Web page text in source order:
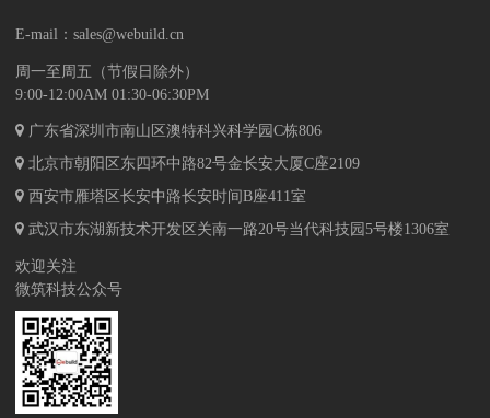
E-mail： sales@webuild.cn
周一至周五（节假日除外）
9:00-12:00AM 01:30-06:30PM
广东省深圳市南山区澳特科兴科学园C栋806
北京市朝阳区东四环中路82号金长安大厦C座2109
西安市雁塔区长安中路长安时间B座411室
武汉市东湖新技术开发区关南一路20号当代科技园5号楼1306室
欢迎关注
微筑科技公众号